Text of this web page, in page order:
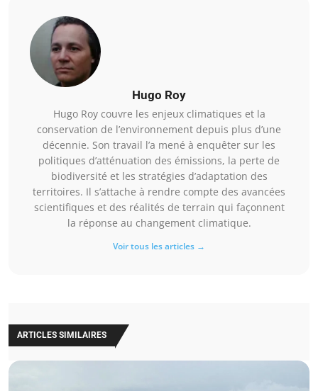
Hugo Roy
Hugo Roy couvre les enjeux climatiques et la
conservation de l’environnement depuis plus d’une
décennie. Son travail l’a mené à enquêter sur les
politiques d’atténuation des émissions, la perte de
biodiversité et les stratégies d’adaptation des
territoires. Il s’attache à rendre compte des avancées
scientifiques et des réalités de terrain qui façonnent
la réponse au changement climatique.
Voir tous les articles →
ARTICLES SIMILAIRES